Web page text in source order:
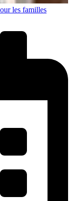
les familles